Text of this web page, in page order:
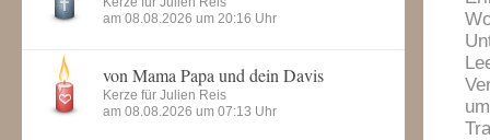
am 08.08.2026 um 20:16 Uhr
von Mama Papa und dein Davis
Kerze für Julien Reis
am 08.08.2026 um 07:13 Uhr